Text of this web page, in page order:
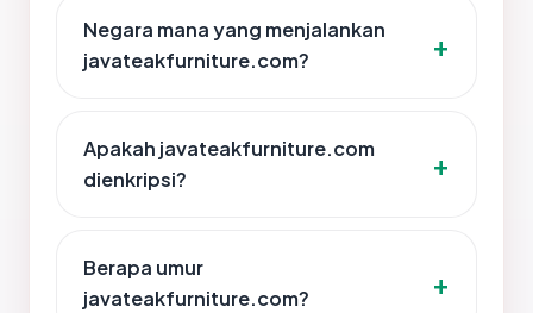
Negara mana yang menjalankan
javateakfurniture.com?
Apakah javateakfurniture.com
dienkripsi?
Berapa umur
javateakfurniture.com?